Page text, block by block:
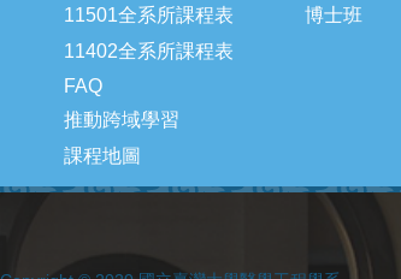
11501全系所課程表
11402全系所課程表
FAQ
推動跨域學習
課程地圖
博士班